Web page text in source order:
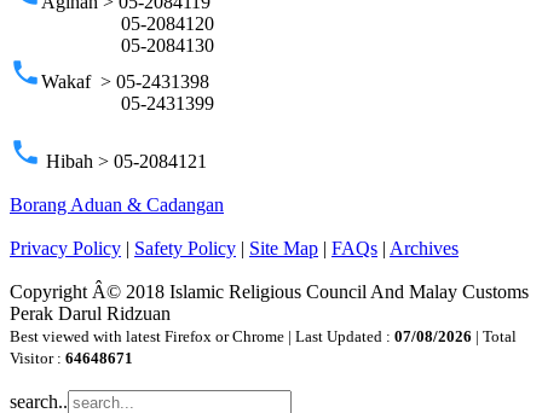
05-2084120
05-2084130
phoneWakaf > 05-2431398
05-2431399
phone Hibah > 05-2084121
Borang Aduan & Cadangan
Privacy Policy | Safety Policy | Site Map | FAQs | Archives
Copyright Â© 2018 Islamic Religious Council And Malay Customs
Perak Darul Ridzuan
Best viewed with latest Firefox or Chrome | Last Updated : 07/08/2026 | Total
Visitor : 64648671
search..